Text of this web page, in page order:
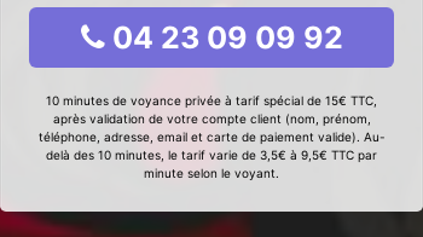
04 23 09 09 92
10 minutes de voyance privée à tarif spécial de 15€ TTC,
après validation de votre compte client (nom, prénom,
téléphone, adresse, email et carte de paiement valide). Au-
delà des 10 minutes, le tarif varie de 3,5€ à 9,5€ TTC par
minute selon le voyant.